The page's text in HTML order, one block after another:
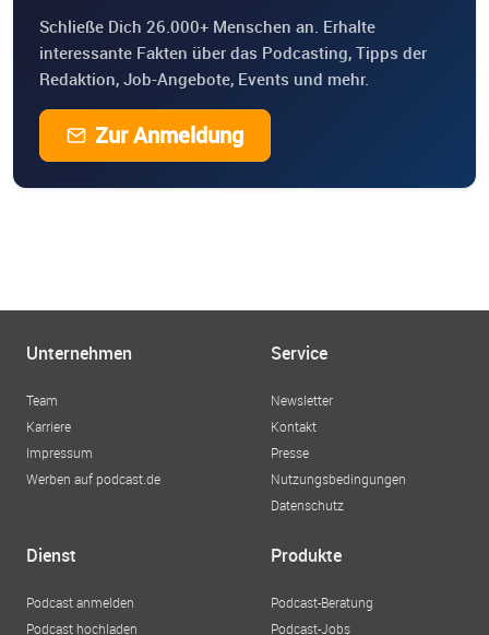
Schließe Dich 26.000+ Menschen an. Erhalte
interessante Fakten über das Podcasting, Tipps der
Redaktion, Job-Angebote, Events und mehr.
Zur Anmeldung
Unternehmen
Team
Karriere
Impressum
Werben auf podcast.de
Service
Newsletter
Kontakt
Presse
Nutzungsbedingungen
Datenschutz
Dienst
Podcast anmelden
Podcast hochladen
Produkte
Podcast-Beratung
Podcast-Jobs